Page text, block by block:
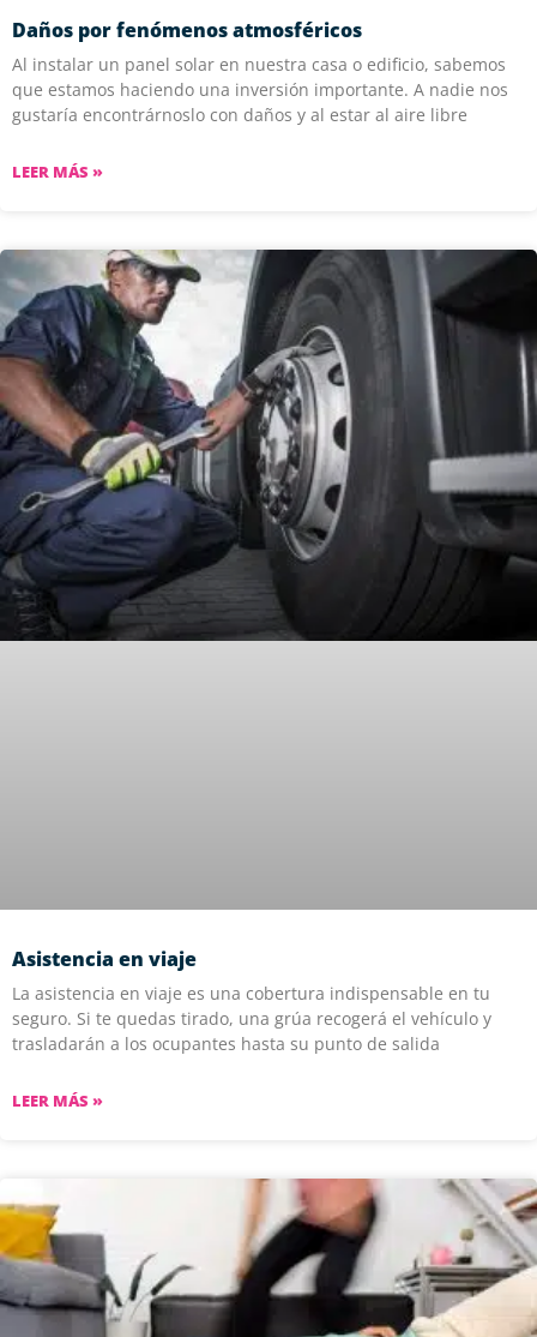
Daños por fenómenos atmosféricos
Al instalar un panel solar en nuestra casa o edificio, sabemos
que estamos haciendo una inversión importante. A nadie nos
gustaría encontrárnoslo con daños y al estar al aire libre
LEER MÁS »
Asistencia en viaje
La asistencia en viaje es una cobertura indispensable en tu
seguro. Si te quedas tirado, una grúa recogerá el vehículo y
trasladarán a los ocupantes hasta su punto de salida
LEER MÁS »